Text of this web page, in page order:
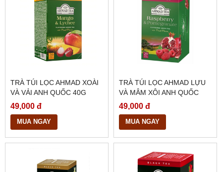
TRÀ TÚI LỌC AHMAD XOÀI
VÀ VẢI ANH QUỐC 40G
49,000 đ
MUA NGAY
TRÀ TÚI LỌC AHMAD LỰU
VÀ MÂM XÔI ANH QUỐC
40G
49,000 đ
MUA NGAY